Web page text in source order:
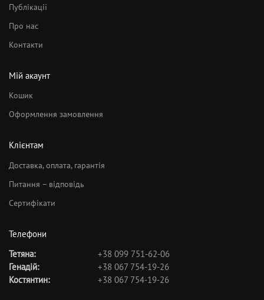
Публікації
Про нас
Контакти
Мій акаунт
Кошик
Оформлення замовлення
Клієнтам
Доставка, оплата, гарантія
Питання – відповідь
Сертифікати
Телефони
Тетяна:
+38 099 751-62-06
Генадій:
+38 067 754-19-26
Костянтин:
+38 067 754-19-26